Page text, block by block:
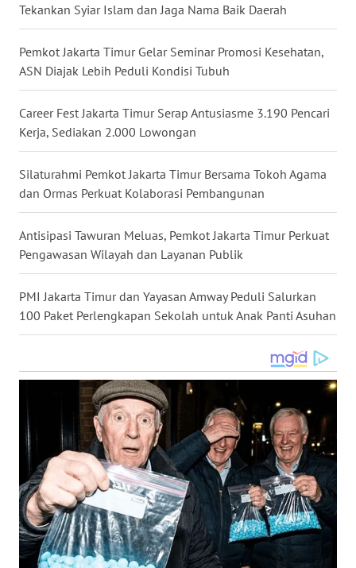
Tekankan Syiar Islam dan Jaga Nama Baik Daerah
Pemkot Jakarta Timur Gelar Seminar Promosi Kesehatan,
ASN Diajak Lebih Peduli Kondisi Tubuh
Career Fest Jakarta Timur Serap Antusiasme 3.190 Pencari
Kerja, Sediakan 2.000 Lowongan
Silaturahmi Pemkot Jakarta Timur Bersama Tokoh Agama
dan Ormas Perkuat Kolaborasi Pembangunan
Antisipasi Tawuran Meluas, Pemkot Jakarta Timur Perkuat
Pengawasan Wilayah dan Layanan Publik
PMI Jakarta Timur dan Yayasan Amway Peduli Salurkan
100 Paket Perlengkapan Sekolah untuk Anak Panti Asuhan
WN
KALSEL
WN
KALTIM
WN
SULSEL
WN
SULUT
MALUKU
MALUT
DAIRI
WN
DANAU
TOBA
WN